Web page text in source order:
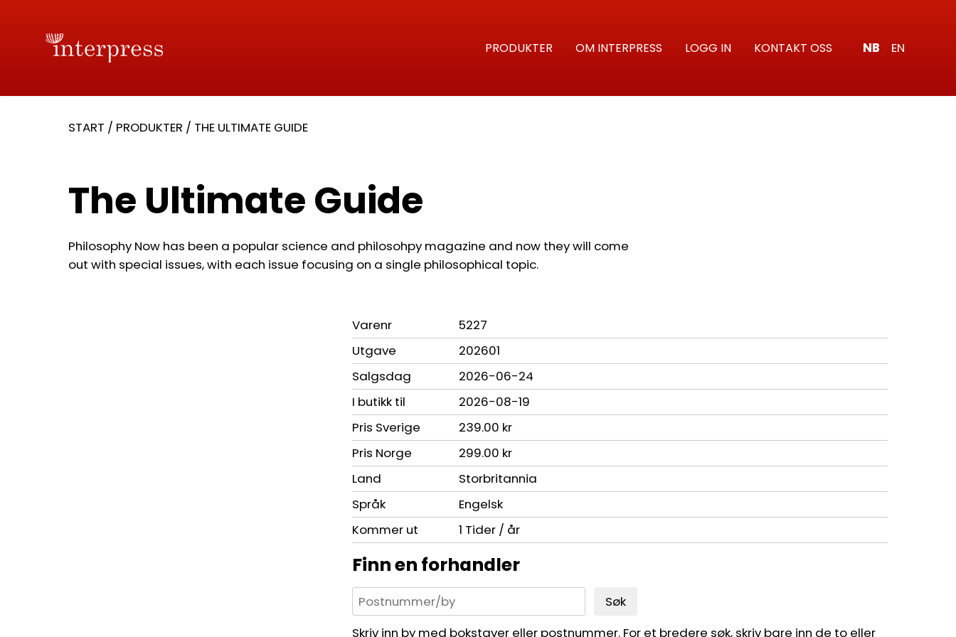
PRODUKTER OM INTERPRESS LOGG IN KONTAKT OSS NB EN
START / PRODUKTER / THE ULTIMATE GUIDE
The Ultimate Guide
Philosophy Now has been a popular science and philosohpy magazine and now they will come
out with special issues, with each issue focusing on a single philosophical topic.
Varenr
5227
Utgave
202601
Salgsdag
2026-06-24
I butikk til
2026-08-19
Pris Sverige
239.00 kr
Pris Norge
299.00 kr
Land
Storbritannia
Språk
Engelsk
Kommer ut
1 Tider / år
Finn en forhandler
Søk
Skriv inn by med bokstaver eller postnummer. For et bredere søk, skriv bare inn de to eller